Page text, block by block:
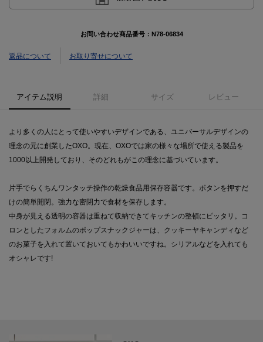
お問い合わせ商品番号： N78-06834
返品について お取り寄せについて
アイテム説明 詳細 サイズ レビュー
より多くの人にとって使いやすいデザインである、ユニバーサルデザインの
理念の元に創業したOXO。現在、OXOでは家の様々な場所で使える製品を
1000以上開発しており、そのどれもがこの理念に基づいています。
片手でらくちんワンタッチ操作の乾燥食品用保存容器です。ボタンを押すだ
けの簡単開閉。強力な密閉力で食材を保存します。
中身が見える透明の容器は重ねて収納できてキッチンの整頓にピッタリ。コ
ロンとしたフォルムのポップスナックジャーは、クッキーヤキャンディなど
のお菓子を入れて置いておいてもかわいいですね。シリアルなどを入れても
オシャレです!